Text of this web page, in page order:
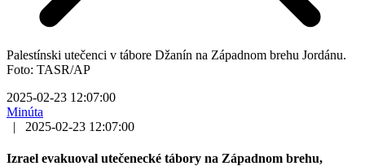
Palestínski utečenci v tábore Džanín na Západnom brehu Jordánu.
Foto: TASR/AP
2025-02-23 12:07:00
Minúta
|
2025-02-23 12:07:00
Izrael evakuoval utečenecké tábory na Západnom brehu,